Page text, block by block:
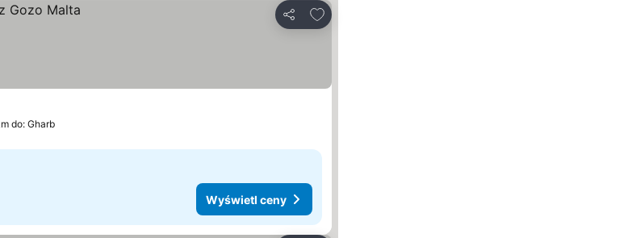
Udostępnij
Dodaj do ulubionych
do: Gharb
Wyświetl ceny